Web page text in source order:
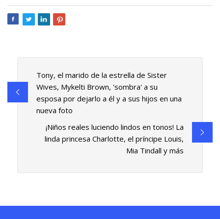
Tony, el marido de la estrella de Sister
Wives, Mykelti Brown, 'sombra' a su
esposa por dejarlo a él y a sus hijos en una
nueva foto
¡Niños reales luciendo lindos en tonos! La
linda princesa Charlotte, el príncipe Louis,
Mia Tindall y más